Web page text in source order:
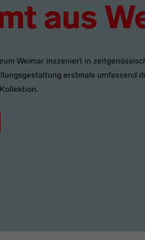
aus
Weimar inszeniert in
erstmals umfassend